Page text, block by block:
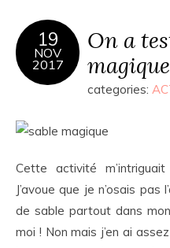
19
NOV
2017
On a
magique
categories:
Cette activité
J’avoue que je n’osais pas
de sable partout dans
moi ! Non mais j’en ai